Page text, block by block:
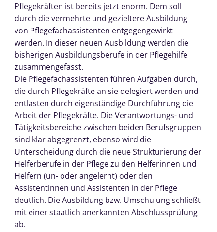
Pflegekräften ist bereits jetzt enorm. Dem soll
durch die vermehrte und gezieltere Ausbildung
von Pflegefachassistenten entgegengewirkt
werden. In dieser neuen Ausbildung werden die
bisherigen Ausbildungsberufe in der Pflegehilfe
zusammengefasst.
Die Pflegefachassistenten führen Aufgaben durch,
die durch Pflegekräfte an sie delegiert werden und
entlasten durch eigenständige Durchführung die
Arbeit der Pflegekräfte. Die Verantwortungs- und
Tätigkeitsbereiche zwischen beiden Berufsgruppen
sind klar abgegrenzt, ebenso wird die
Unterscheidung durch die neue Strukturierung der
Helferberufe in der Pflege zu den Helferinnen und
Helfern (un- oder angelernt) oder den
Assistentinnen und Assistenten in der Pflege
deutlich. Die Ausbildung bzw. Umschulung schließt
mit einer staatlich anerkannten Abschlussprüfung
ab.